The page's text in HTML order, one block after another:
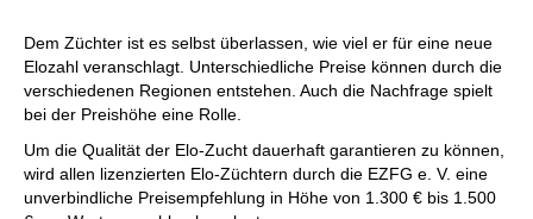
Dem Züchter ist es selbst überlassen, wie viel er für eine neue
Elozahl veranschlagt. Unterschiedliche Preise können durch die
verschiedenen Regionen entstehen. Auch die Nachfrage spielt
bei der Preishöhe eine Rolle.
Um die Qualität der Elo-Zucht dauerhaft garantieren zu können,
wird allen lizenzierten Elo-Züchtern durch die EZFG e. V. eine
unverbindliche Preisempfehlung in Höhe von 1.300 € bis 1.500